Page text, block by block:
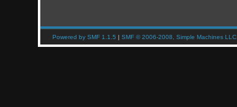
Powered by SMF 1.1.5 |SMF © 2006-2008, Simple Machines LLC